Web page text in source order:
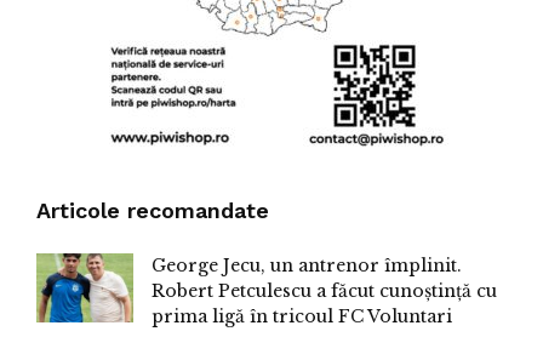
Articole recomandate
George Jecu, un antrenor împlinit.
Robert Petculescu a făcut cunoștință cu
prima ligă în tricoul FC Voluntari